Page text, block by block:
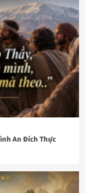
An Đích Thực